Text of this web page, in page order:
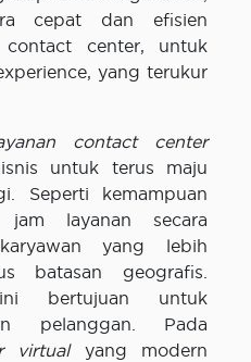
cepat dan efisien
contact center, untuk
yang terukur
contact center
untuk terus maju
Seperti kemampuan
jam layanan secara
yang lebih
batasan geografis.
bertujuan untuk
pelanggan. Pada
virtualyang modern